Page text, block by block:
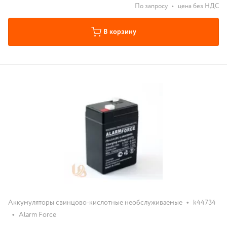
По запросу • цена без НДС
В корзину
Аккумуляторы свинцово-кислотные необслуживаемые • k44734
• Alarm Force